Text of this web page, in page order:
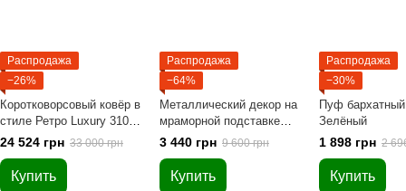
Распродажа
−26%
Коротковорсовый ковёр в
стиле Ретро Luxury 310
Тёмно-серый/Антрацит
200 х 290
24 524 грн 33 000 грн
Купить
Распродажа
−64%
Металлический декор на
мраморной подставке
Ambriz 287 Золото/Белый
3 440 грн 9 600 грн
Купить
Распродажа
−30%
Пуф
Зелёный
1 898 грн 2
Купить